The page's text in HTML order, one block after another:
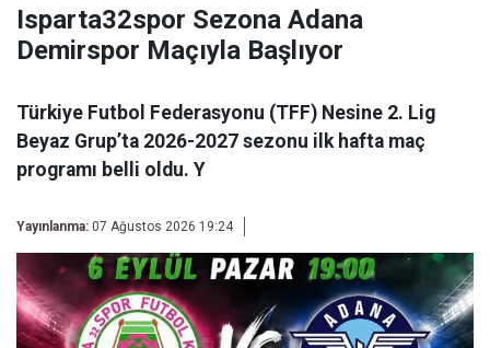
Isparta32spor Sezona Adana
Demirspor Maçıyla Başlıyor
Türkiye Futbol Federasyonu (TFF) Nesine 2. Lig
Beyaz Grup’ta 2026-2027 sezonu ilk hafta maç
programı belli oldu. Y
Yayınlanma: 07 Ağustos 2026 19:24